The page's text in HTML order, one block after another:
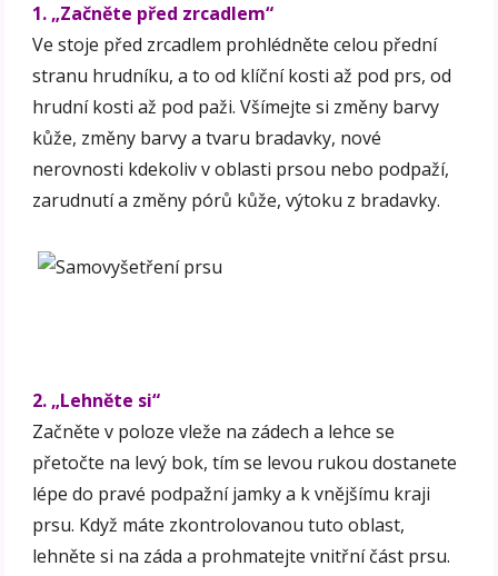
1. „Začněte před zrcadlem“
Ve stoje před zrcadlem prohlédněte celou přední
stranu hrudníku, a to od klíční kosti až pod prs, od
hrudní kosti až pod paži. Všímejte si změny barvy
kůže, změny barvy a tvaru bradavky, nové
nerovnosti kdekoliv v oblasti prsou nebo podpaží,
zarudnutí a změny pórů kůže, výtoku z bradavky.
2. „Lehněte si“
Začněte v poloze vleže na zádech a lehce se
přetočte na levý bok, tím se levou rukou dostanete
lépe do pravé podpažní jamky a k vnějšímu kraji
prsu. Když máte zkontrolovanou tuto oblast,
lehněte si na záda a prohmatejte vnitřní část prsu.